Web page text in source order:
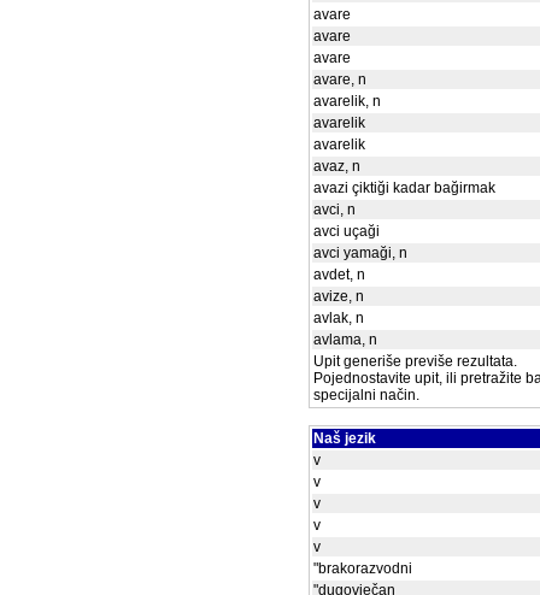
avare
avare
avare
avare, n
avarelik, n
avarelik
avarelik
avaz, n
avazi çiktiği kadar bağirmak
avci, n
avci uçaği
avci yamaği, n
avdet, n
avize, n
avlak, n
avlama, n
Upit generiše previše rezultata.
Pojednostavite upit, ili pretražite
specijalni način.
Naš jezik
v
v
v
v
v
"brakorazvodni
"dugovječan